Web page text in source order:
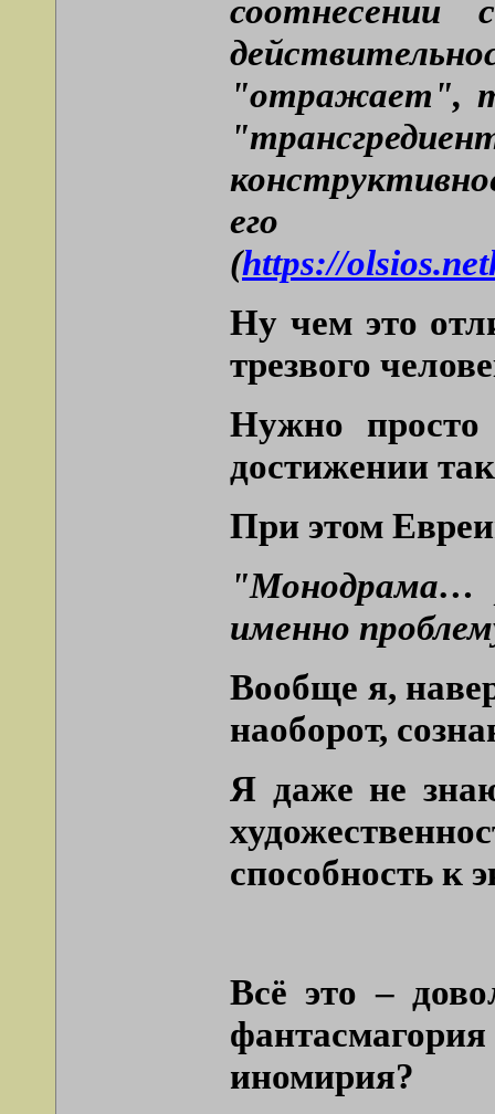
соотнесении
"отражает",
(https://
Ну чем это
трезвого
Нужно просто
достижении
При этом
"Монодрама…
именно
Вообще я,
наоборот,
Я даже не
способность к
Всё это –
иномирия?